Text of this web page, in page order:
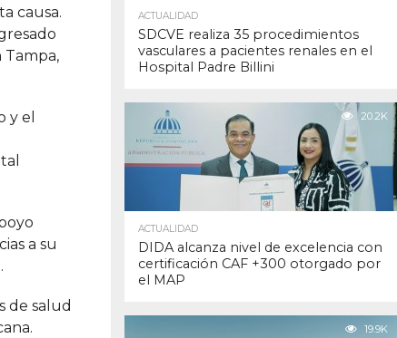
causa.
Tampa,
y el
a su
de salud
ACTUALIDAD
SDCVE realiza 35 procedimientos
vasculares a pacientes renales en el
Hospital Padre Billini
20.2K
ACTUALIDAD
DIDA alcanza nivel de excelencia con
certificación CAF +300 otorgado por
el MAP
19.9K